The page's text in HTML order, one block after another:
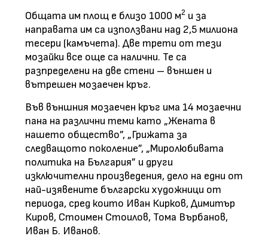
Общата им площ е близо 1000 м2 и за
направата им са използвани над 2,5 милиона
тесери (камъчета). Две трети от тези
мозайки все още са налични. Те са
разпределени на две стени – външен и
вътрешен мозаечен кръг.
Във външния мозаечен кръг има 14 мозаечни
пана на различни теми като „Жената в
нашето общество”, „Грижата за
следващото поколение”, „Миролюбивата
политика на България” и други
изключителни произведения, дело на едни от
най-изявените български художници от
периода, сред които Иван Кирков, Димитър
Киров, Стоимен Стоилов, Тома Върбанов,
Иван Б. Иванов.